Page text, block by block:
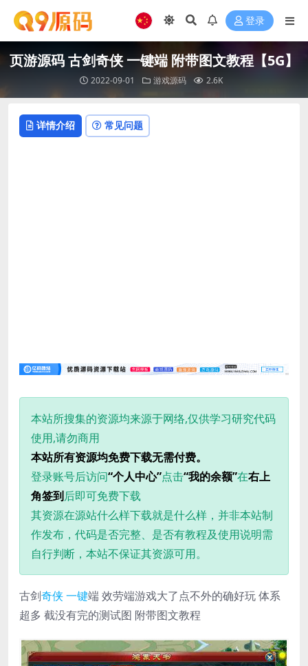
登录
页游源码 古剑奇侠 一键端 附带图文教程【5G】
2022-09-01 游戏源码 2.6K
详情介绍 常见问题
本站所搜集的资源均来源于网络,仅供学习研究代码
使用,请勿商用
本站所有资源均免费下载无需付费。
登录账号后访问“个人中心”点击“我的余额”在右上
角签到后即可免费下载
其资源在源站什么样下载就是什么样，并非本站制
作发布，代码是否完整、是否有教程及使用说明需
自行判断，本站不保证其资源可用。
古剑奇侠一键端 效劳端游戏大了点不外的确好玩 体系
超多 截没有完的测试图 附带图文教程